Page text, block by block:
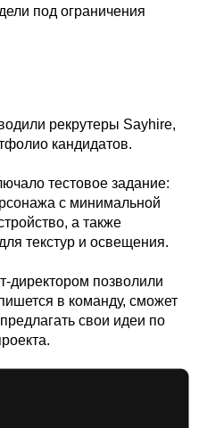
под ограничения
рекрутеры Sayhire,
кандидатов.
тестовое задание:
с минимальной
а также
текстур и освещения.
директором позволили
в команду, сможет
свои идеи по